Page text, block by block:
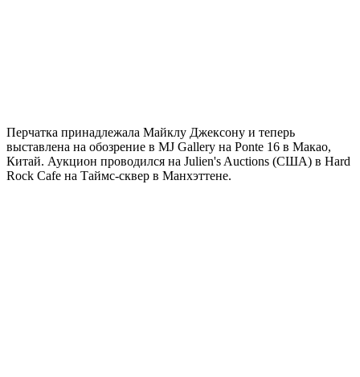
Перчатка принадлежала Майклу Джексону и теперь
выставлена ​​на обозрение в MJ Gallery на Ponte 16 в Макао,
Китай. Аукцион проводился на Julien's Auctions (США) в Hard
Rock Cafe на Таймс-сквер в Манхэттене.